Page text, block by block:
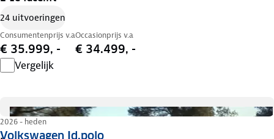
24 uitvoeringen
Consumentenprijs v.a
€ 35.999, -
Occasionprijs v.a
€ 34.499, -
Vergelijk
Volkswagen Id.polo
2026 - heden